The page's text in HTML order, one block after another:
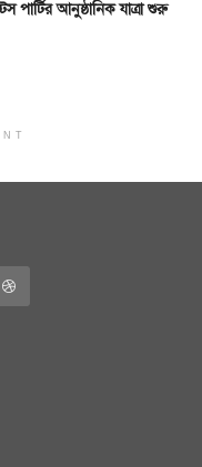
পার্টির আনুষ্ঠানিক যাত্রা শুরু